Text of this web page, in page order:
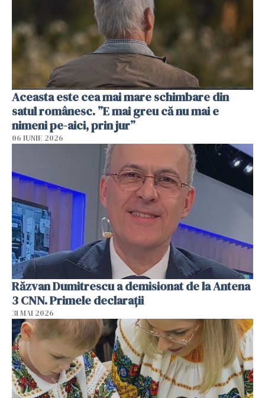
Aceasta este cea mai mare schimbare din
satul românesc. ”E mai greu că nu mai e
nimeni pe-aici, prin jur”
06 IUNIE 2026
Răzvan Dumitrescu a demisionat de la Antena
3 CNN. Primele declarații
31 MAI 2026